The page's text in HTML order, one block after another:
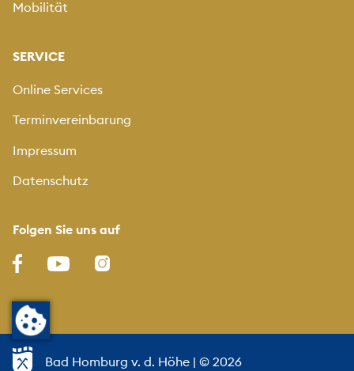
Mobilität
SERVICE
Online Services
Terminvereinbarung
Impressum
Datenschutz
Folgen Sie uns auf
Bad Homburg v. d. Höhe | © 2026